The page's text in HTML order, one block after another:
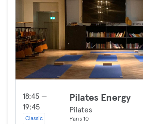
18:45 —
19:45
Classic
Pilates Energy
Pilates
Paris 10